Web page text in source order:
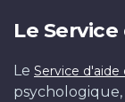
Le Service
Le Service d'aide